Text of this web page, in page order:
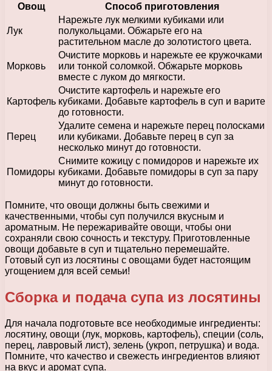
Овощ Способ приготовления
Лук
Нарежьте лук мелкими кубиками или
полукольцами. Обжарьте его на
растительном масле до золотистого цвета.
Морковь
Очистите морковь и нарежьте ее кружочками
или тонкой соломкой. Обжарьте морковь
вместе с луком до мягкости.
Картофель
Очистите картофель и нарежьте его
кубиками. Добавьте картофель в суп и варите
до готовности.
Перец
Удалите семена и нарежьте перец полосками
или кубиками. Добавьте перец в суп за
несколько минут до готовности.
Помидоры
Снимите кожицу с помидоров и нарежьте их
кубиками. Добавьте помидоры в суп за пару
минут до готовности.
Помните, что овощи должны быть свежими и
качественными, чтобы суп получился вкусным и
ароматным. Не пережаривайте овощи, чтобы они
сохраняли свою сочность и текстуру. Приготовленные
овощи добавьте в суп и тщательно перемешайте.
Готовый суп из лосятины с овощами будет настоящим
угощением для всей семьи!
Сборка и подача супа из лосятины
Для начала подготовьте все необходимые ингредиенты:
лосятину, овощи (лук, морковь, картофель), специи (соль,
перец, лавровый лист), зелень (укроп, петрушка) и вода.
Помните, что качество и свежесть ингредиентов влияют
на вкус и аромат супа.